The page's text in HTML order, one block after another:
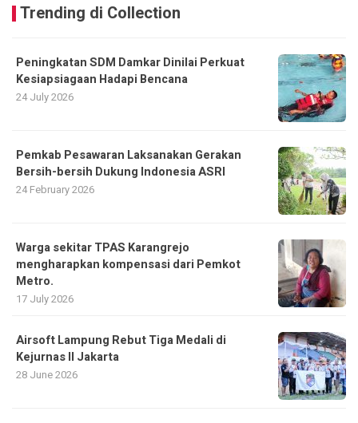
Trending di Collection
Peningkatan SDM Damkar Dinilai Perkuat
Kesiapsiagaan Hadapi Bencana
24 July 2026
Pemkab Pesawaran Laksanakan Gerakan
Bersih-bersih Dukung Indonesia ASRI
24 February 2026
Warga sekitar TPAS Karangrejo
mengharapkan kompensasi dari Pemkot
Metro.
17 July 2026
Airsoft Lampung Rebut Tiga Medali di
Kejurnas II Jakarta
28 June 2026